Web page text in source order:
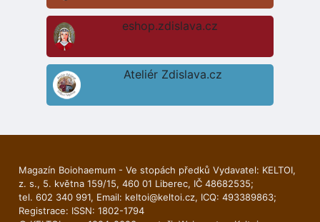
eshop.zdislava.cz
Ateliér Zdislava.cz
Magazín Boiohaemum - Ve stopách předků Vydavatel: KELTOI,
z. s., 5. května 159/15, 460 01 Liberec, IČ 48682535;
tel. 602 340 991, Email: keltoi@keltoi.cz, ICQ: 493389863;
Registrace: ISSN: 1802-1794